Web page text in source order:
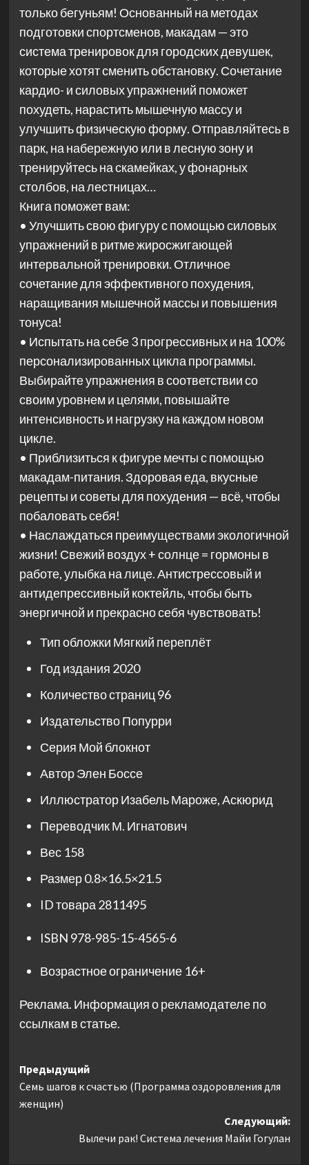
только бегуньям! Основанный на методах
подготовки спортсменов, макадам — это
система тренировок для городских девушек,
которые хотят сменить обстановку. Сочетание
кардио- и силовых упражнений поможет
похудеть, нарастить мышечную массу и
улучшить физическую форму. Отправляйтесь в
парк, на набережную или в лесную зону и
тренируйтесь на скамейках, у фонарных
столбов, на лестницах…
Книга поможет вам:
• Улучшить свою фигуру с помощью силовых
упражнений в ритме жиросжигающей
интервальной тренировки. Отличное
сочетание для эффективного похудения,
наращивания мышечной массы и повышения
тонуса!
• Испытать на себе 3 прогрессивных и на 100%
персонализированных цикла программы.
Выбирайте упражнения в соответствии со
своим уровнем и целями, повышайте
интенсивность и нагрузку на каждом новом
цикле.
• Приблизиться к фигуре мечты с помощью
макадам-питания. Здоровая еда, вкусные
рецепты и советы для похудения — всё, чтобы
побаловать себя!
• Наслаждаться преимуществами экологичной
жизни! Свежий воздух + солнце = гормоны в
работе, улыбка на лице. Антистрессовый и
антидепрессивный коктейль, чтобы быть
энергичной и прекрасно себя чувствовать!
Тип обложки Мягкий переплёт
Год издания 2020
Количество страниц96
ИздательствоПопурри
Серия Мой блокнот
АвторЭлен Боссе
ИллюстраторИзабель Мароже,Аскюрид
ПереводчикМ. Игнатович
Вес 158
Размер0.8×16.5×21.5
ID товара 2811495
ISBN 978-985-15-4565-6
Возрастное ограничение 16+
Реклама. Информация о рекламодателе по
ссылкам в статье.
Навигация
записи
Предыдущий
Семь шагов к счастью (Программа оздоровления для
женщин)
Следующий:
Вылечи рак! Система лечения Майи Гогулан